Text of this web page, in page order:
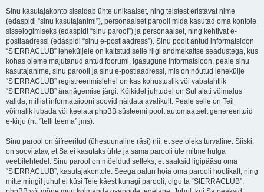
Sinu kasutajakonto sisaldab ühte unikaalset, ning teistest eristavat nime
(edaspidi “sinu kasutajanimi”), personaalset parooli mida kasutad oma kontole
sisselogimiseks (edaspidi “sinu parool”) ja personaalset, ning kehtivat e-
postiaadressi (edaspidi “sinu e-postiaadress”). Sinu poolt antud informatsioon
“SIERRACLUB” leheküljele on kaitstud selle riigi andmekaitse seadustega, kus
kohas oleme majutanud antud foorumi. Igasugune informatsioon, peale sinu
kasutajanime, sinu parooli ja sinu e-postiaadressi, mis on nõutud lehekülje
“SIERRACLUB” registreerimislehel on kas kohustuslik või vabatahtlik
“SIERRACLUB” äranägemise järgi. Kõikidel juhtudel on Sul alati võimalus
valida, millist informatsiooni soovid näidata avalikult. Peale selle on Teil
võimalik lubada või keelata phpBB süsteemi poolt automaatselt genereerituid
e-kirju (nt. “telli teema” jms).
Sinu parool on šifreeritud (ühesuunaline räsi) nii, et see oleks turvaline. Siiski,
on soovitatav, et Sa ei kasutaks ühte ja sama parooli üle mitme hulga
veebilehtedel. Sinu parool on mõeldud selleks, et saaksid ligipääsu oma
“SIERRACLUB”, kasutajakontole. Seega palun hoia oma parooli hoolikalt, ning
mitte mingil juhul ei küsi Teie käest kunagi parooli, olgu ta “SIERRACLUB”,